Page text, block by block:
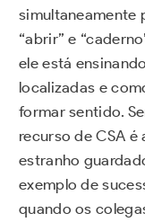
simultaneamente
“abrir” e
ele está
localizadas e
formar sentido.
recurso de CSA
estranho
exemplo de
quando os